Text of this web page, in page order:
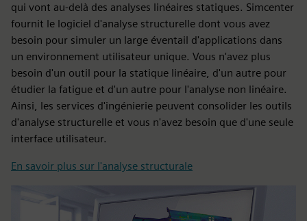
qui vont au-delà des analyses linéaires statiques. Simcenter
fournit le logiciel d'analyse structurelle dont vous avez
besoin pour simuler un large éventail d'applications dans
un environnement utilisateur unique. Vous n'avez plus
besoin d'un outil pour la statique linéaire, d'un autre pour
étudier la fatigue et d'un autre pour l'analyse non linéaire.
Ainsi, les services d'ingénierie peuvent consolider les outils
d'analyse structurelle et vous n'avez besoin que d'une seule
interface utilisateur.
En savoir plus sur l'analyse structurale